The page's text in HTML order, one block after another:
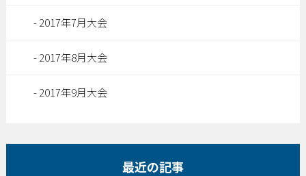
2017年7月大会
2017年8月大会
2017年9月大会
最近の記事